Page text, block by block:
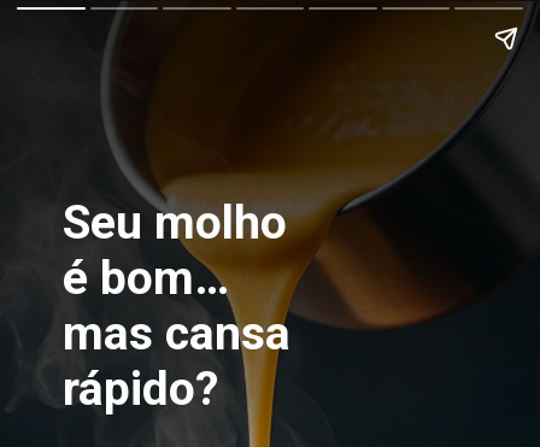
Seu molho
é bom…
mas cansa
rápido?